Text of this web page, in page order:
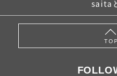
saita
TOP